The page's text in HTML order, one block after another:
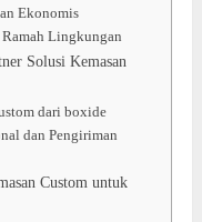
Ekonomis
Lingkungan
Solusi Kemasan
dari boxide
dan Pengiriman
Custom untuk